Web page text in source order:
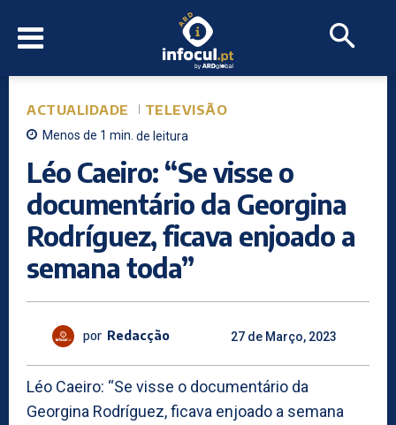
ACTUALIDADE TELEVISÃO
Menos de 1 min. de leitura
Léo Caeiro: “Se visse o
documentário da Georgina
Rodríguez, ficava enjoado a
semana toda”
por Redacção 27 de Março, 2023
Léo Caeiro: “Se visse o documentário da
Georgina Rodríguez, ficava enjoado a semana